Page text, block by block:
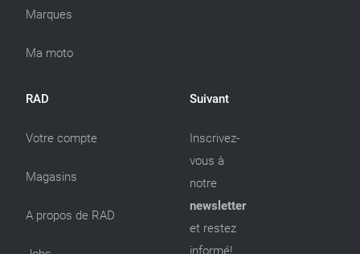
Marques
Ma moto
RAD
Votre compte
Magasins
A propos de RAD
Suivant
Inscrivez-
vous à
notre
newsletter
et restez
informé!